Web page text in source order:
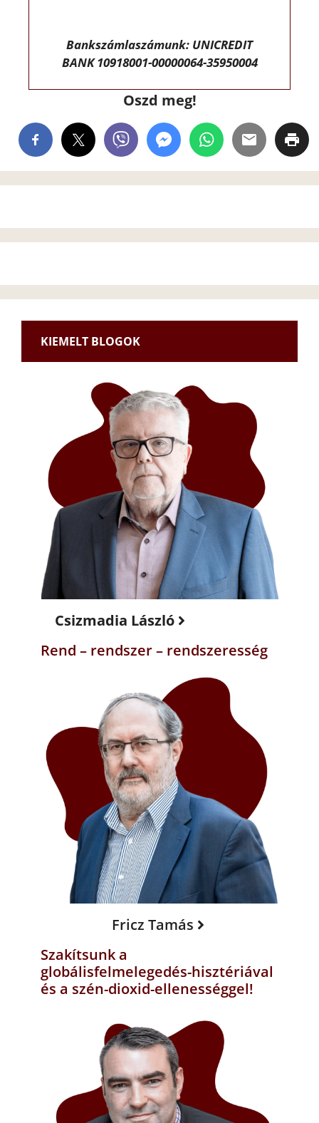
Bankszámlaszámunk: UNICREDIT
BANK 10918001-00000064-35950004
Oszd meg!
KIEMELT BLOGOK
Csizmadia László
Rend – rendszer – rendszeresség
Fricz Tamás
Szakítsunk a
globálisfelmelegedés-hisztériával
és a szén-dioxid-ellenességgel!